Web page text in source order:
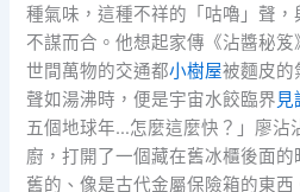
種氣味，這種不祥的「咕嚕」聲
不謀而合。他想起家傳《沾醬秘
世間萬物的交通都小樹屋被麵皮的
聲如湯沸時，便是宇宙水餃臨界見
五個地球年…怎麼這麼快？」廖沾
廚，打開了一個藏在舊冰櫃後面
舊的、像是古代金屬保險箱的東